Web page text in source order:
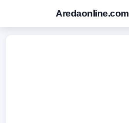
Aredaonline.com